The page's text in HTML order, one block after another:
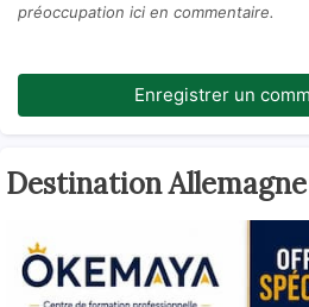
préoccupation ici en commentaire.
Enregistrer un
Destination Allemagne